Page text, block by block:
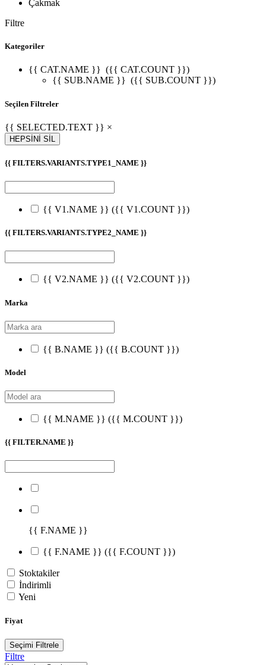
Çakmak
Filtre
Kategoriler
{{ CAT.NAME }} ({{ CAT.COUNT }})
{{ SUB.NAME }} ({{ SUB.COUNT }})
Seçilen Filtreler
{{ SELECTED.TEXT }} ×
HEPSİNİ SİL
{{ FILTERS.VARIANTS.TYPE1_NAME }}
{{ V1.NAME }} ({{ V1.COUNT }})
{{ FILTERS.VARIANTS.TYPE2_NAME }}
{{ V2.NAME }} ({{ V2.COUNT }})
Marka
{{ B.NAME }} ({{ B.COUNT }})
Model
{{ M.NAME }} ({{ M.COUNT }})
{{ FILTER.NAME }}
{{ F.NAME }}
{{ F.NAME }} ({{ F.COUNT }})
Stoktakiler
İndirimli
Yeni
Fiyat
Seçimi Filtrele
Filtre